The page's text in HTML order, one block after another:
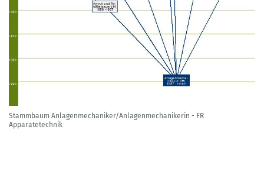
Stammbaum Anlagenmechaniker/Anlagenmechanikerin - FR
Apparatetechnik